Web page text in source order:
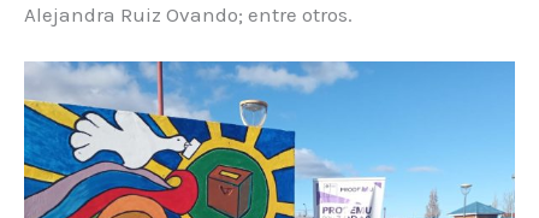
Alejandra Ruiz Ovando; entre otros.